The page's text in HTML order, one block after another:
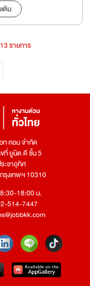
ติม
รายการ
ท คอม จำกัด
ที่ ยูนิต ดี ชั้น 5
ะชาอุทิศ
รุงเทพฯ 10310
18:00 น.
514-7447